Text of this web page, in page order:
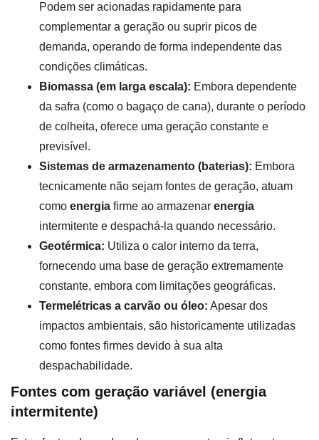
Podem ser acionadas rapidamente para
complementar a geração ou suprir picos de
demanda, operando de forma independente das
condições climáticas.
Biomassa (em larga escala): Embora dependente
da safra (como o bagaço de cana), durante o período
de colheita, oferece uma geração constante e
previsível.
Sistemas de armazenamento (baterias): Embora
tecnicamente não sejam fontes de geração, atuam
como energia firme ao armazenar energia
intermitente e despachá-la quando necessário.
Geotérmica: Utiliza o calor interno da terra,
fornecendo uma base de geração extremamente
constante, embora com limitações geográficas.
Termelétricas a carvão ou óleo: Apesar dos
impactos ambientais, são historicamente utilizadas
como fontes firmes devido à sua alta
despachabilidade.
Fontes com geração variável (energia
intermitente)